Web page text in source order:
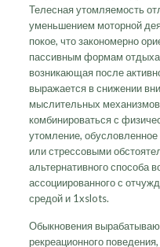
Телесная утомляемость
уменьшением моторной
покое, что закономерно
пассивным формам
возникающая после
выражается в снижении
мыслительных
комбинироваться с
утомление,
или стрессовыми
альтернативного способа
ассоциированного с
средой и 1xslots.
Обыкновения
рекреационного